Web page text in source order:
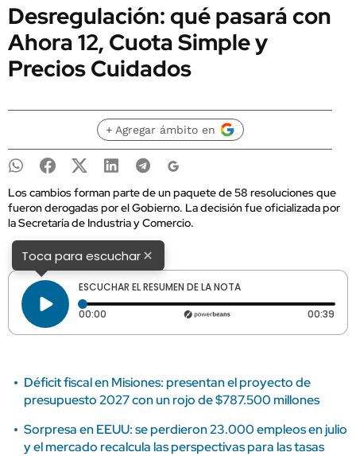
Desregulación: qué pasará con
Ahora 12, Cuota Simple y
Precios Cuidados
+ Agregar ámbito en
Los cambios forman parte de un paquete de 58 resoluciones que
fueron derogadas por el Gobierno. La decisión fue oficializada por
la Secretaría de Industria y Comercio.
Toca para escuchar×
ESCUCHAR EL RESUMEN DE LA NOTA
00:00 Tiempo transcurrido: 0 segundos 00:39
Déficit fiscal en Misiones: presentan el proyecto de
presupuesto 2027 con un rojo de $787.500 millones
Sorpresa en EEUU: se perdieron 23.000 empleos en julio
y el mercado recalcula las perspectivas para las tasas